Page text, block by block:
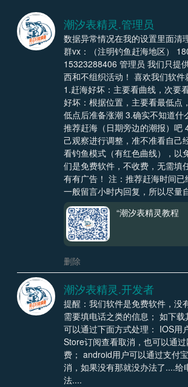
潮汐表精灵.管理员
数据异常情况在我的设置里面清
群vx：（注明钓鱼赶海地区）
15323288406 管理员 我们只提
西和不组织活动！ 喜欢我们软件
1.赶海好坏：主要看曲线，次要
好坏：根据位置，主要看最低点
低点后准备涨潮 3.确实不知道什
推荐赶海（日期旁边的潮报）吧
己观察进行调整，准不准看自己
看钓鱼模式（有红色曲线），以
们是免费软件，不收费，无需填
有有广告！ 注：推荐赶海时间已
一般留言小时内回复，所以尽量
“潮汐表精灵教程
删除
潮汐表精灵.开发者
提醒：我们软件是免费软件，没
需要填电话之类的信息； 如下
可以通过下面方式处理： IOS用
Store订阅查看取消，也可以通
费； android用户可以通过支付
消，如果没有那就没办法了....给
法....